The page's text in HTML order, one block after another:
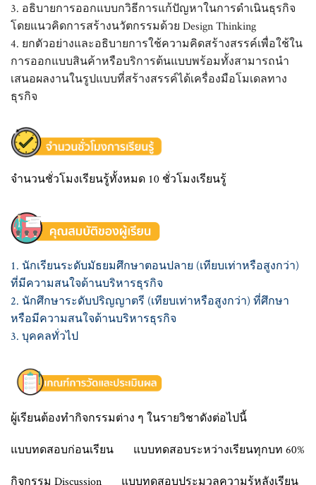
3. อธิบายการออกแบบกวิธีการแก้ปัญหาในการดำเนินธุรกิจ
โดยแนวคิดการสร้างนวัตกรรมด้วย Design Thinking
4. ยกตัวอย่างและอธิบายการใช้ความคิดสร้างสรรค์เพื่อใช้ใน
การออกแบบสินค้าหรือบริการต้นแบบพร้อมทั้งสามารถนำ
เสนอผลงานในรูปแบบที่สร้างสรรค์ได้เครื่องมือโมเดลทาง
ธุรกิจ
จำนวนชั่วโมงเรียนรู้ทั้งหมด 10 ชั่วโมงเรียนรู้
1. นักเรียนระดับมัธยมศึกษาตอนปลาย (เทียบเท่าหรือสูงกว่า)
ที่มีความสนใจด้านบริหารธุรกิจ
2. นักศึกษาระดับปริญญาตรี (เทียบเท่าหรือสูงกว่า) ที่ศึกษา
หรือมีความสนใจด้านบริหารธุรกิจ
3. บุคคลทั่วไป
ผู้เรียนต้องทำกิจกรรมต่าง ๆ ในรายวิชาดังต่อไปนี้
แบบทดสอบก่อนเรียน แบบทดสอบระหว่างเรียนทุกบท 60%
กิจกรรม Discussion แบบทดสอบประมวลความรู้หลังเรียน